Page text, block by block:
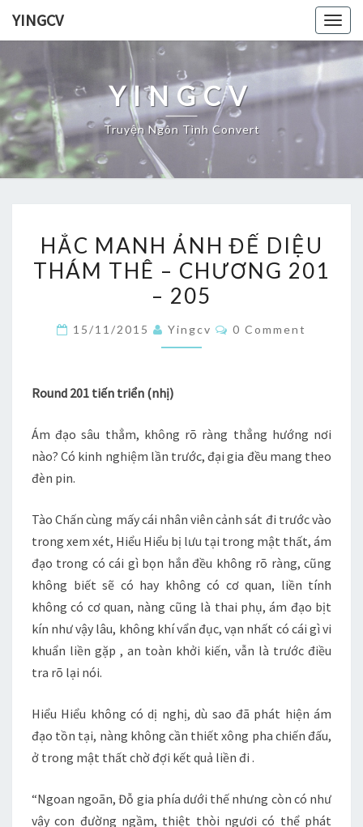
YINGCV
YINGCV
Truyện Ngôn Tình Convert
MANH
ẢNH
ĐẾ
THÁM
205
HẮC MANH ẢNH ĐẾ DIỆU
THÁM THÊ – CHƯƠNG 201
– 205
15/11/2015 Yingcv Comments
0 Comment
Round 201 tiến triển (nhị)
Ám đạo sâu thẳm, không rõ ràng thẳng hướng nơi
nào? Có kinh nghiệm lần trước, đại gia đều mang theo
đèn pin.
Tào Chấn cùng mấy cái nhân viên cảnh sát đi trước vào
trong xem xét, Hiểu Hiểu bị lưu tại trong mật thất, ám
đạo trong có cái gì bọn hắn đều không rõ ràng, cũng
không biết sẽ có hay không có cơ quan, liền tính
không có cơ quan, nàng cũng là thai phụ, ám đạo bịt
kín như vậy lâu, không khí vẩn đục, vạn nhất có cái gì vi
khuẩn liền gặp , an toàn khởi kiến, vẫn là trước điều
tra rõ lại nói.
Hiểu Hiểu không có dị nghị, dù sao đã phát hiện ám
đạo tồn tại, nàng không cần thiết xông pha chiến đấu,
ở trong mật thất chờ đợi kết quả liền đi .
“Ngoan ngoãn, Đỗ gia phía dưới thế nhưng còn có như
vậy con đường ngầm, thiệt thòi ngươi có thể phát